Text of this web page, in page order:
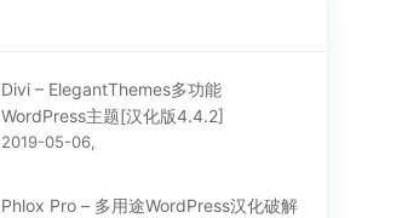
Divi – ElegantThemes多功能
WordPress主题[汉化版4.4.2]
2019-05-06,
Phlox Pro – 多用途WordPress汉化破解